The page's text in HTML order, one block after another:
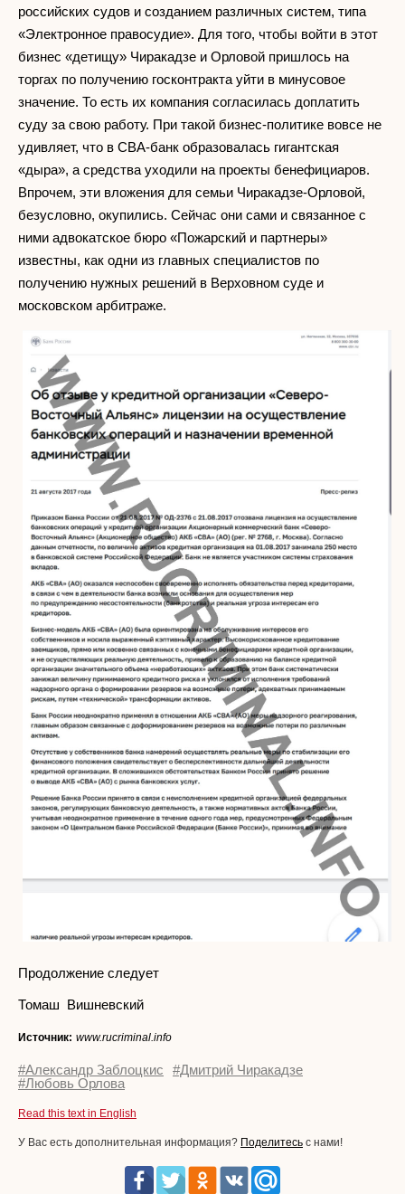
российских судов и созданием различных систем, типа
«Электронное правосудие». Для того, чтобы войти в этот
бизнес «детищу» Чиракадзе и Орловой пришлось на
торгах по получению госконтракта уйти в минусовое
значение. То есть их компания согласилась доплатить
суду за свою работу. При такой бизнес-политике вовсе не
удивляет, что в СВА-банк образовалась гигантская
«дыра», а средства уходили на проекты бенефициаров.
Впрочем, эти вложения для семьи Чиракадзе-Орловой,
безусловно, окупились. Сейчас они сами и связанное с
ними адвокатское бюро «Пожарский и партнеры»
известны, как одни из главных специалистов по
получению нужных решений в Верховном суде и
московском арбитраже.
Продолжение следует
Томаш Вишневский
Источник: www.rucriminal.info
#Александр Заблоцкис
#Дмитрий Чиракадзе
#Любовь Орлова
Read this text in English
У Вас есть дополнительная информация? Поделитесь с нами!